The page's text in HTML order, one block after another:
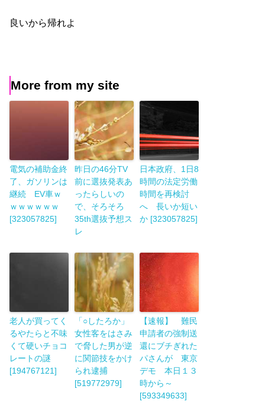
良いから帰れよ
More from my site
電気の補助金終
了、ガソリンは
継続 EV車ｗ
ｗｗｗｗｗｗ
[323057825]
昨日の46分TV
前に選抜発表あ
ったらしいの
で、そろそろ
35th選抜予想ス
レ
日本政府、1日8
時間の法定労働
時間を再検討
へ 長いか短い
か [323057825]
老人が買ってく
るやたらと不味
くて硬いチョコ
レートの謎
[194767121]
「○したろか」
女性客をはさみ
で脅した男が逆
に関節技をかけ
られ逮捕
[519772979]
【速報】 難民
申請者の強制送
還にブチぎれた
パさんが 東京
デモ 本日１３
時から～
[593349633]